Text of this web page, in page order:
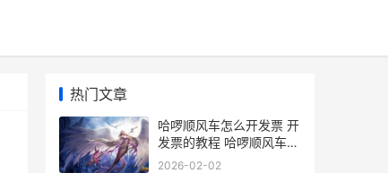
热门文章
哈啰顺风车怎么开发票 开
发票的教程 哈啰顺风车怎
么接单
2026-02-02